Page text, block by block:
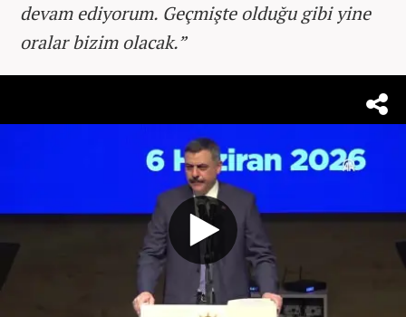
devam ediyorum. Geçmişte olduğu gibi yine
oralar bizim olacak.”